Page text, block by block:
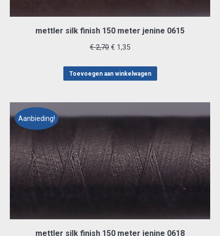
mettler silk finish 150 meter jenine 0615
€2,70 Oorspronkelijke
was:
€ 1,35Huidige
is:
Toevoegen aan winkelwagen
Aanbieding!
mettler silk finish 150 meter jenine 0618